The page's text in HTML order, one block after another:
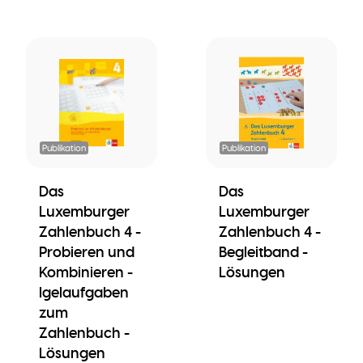
Publikation
Das
Luxemburger
Zahlenbuch 4 -
Probieren und
Kombinieren -
Igelaufgaben
zum
Zahlenbuch -
Lösungen
Publikation
Das
Luxemburger
Zahlenbuch 4 -
Begleitband -
Lösungen